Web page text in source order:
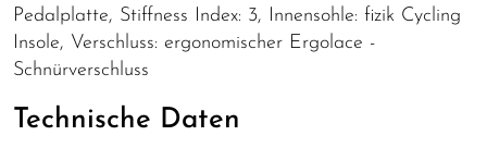
Pedalplatte, Stiffness Index: 3, Innensohle: fizik Cycling
Insole, Verschluss: ergonomischer Ergolace -
Schnürverschluss
Technische Daten